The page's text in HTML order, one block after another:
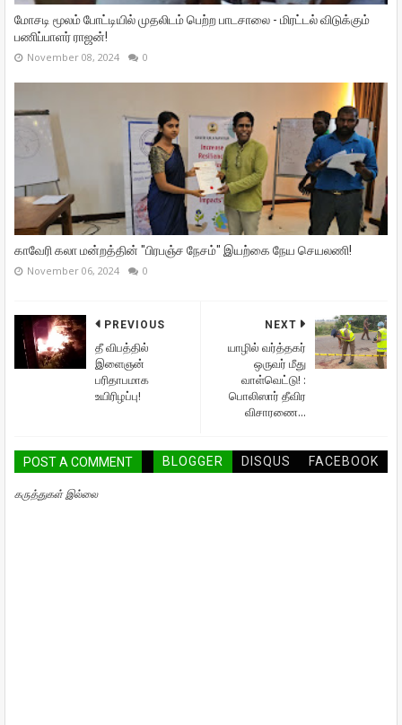
மோசடி மூலம் போட்டியில் முதலிடம் பெற்ற பாடசாலை - மிரட்டல் விடுக்கும்
பணிப்பாளர் ராஜன்!
November 08, 2024 0
காவேரி கலா மன்றத்தின் "பிரபஞ்ச நேசம்" இயற்கை நேய செயலணி!
November 06, 2024 0
NEXT
யாழில் வர்த்தகர்
ஒருவர் மீது
வாள்வெட்டு! :
பொலிஸார் தீவிர
விசாரணை...
PREVIOUS
தீ விபத்தில்
இளைஞன்
பரிதாபமாக
உயிரிழப்பு!
POST A COMMENT BLOGGER DISQUS FACEBOOK
கருத்துகள் இல்லை